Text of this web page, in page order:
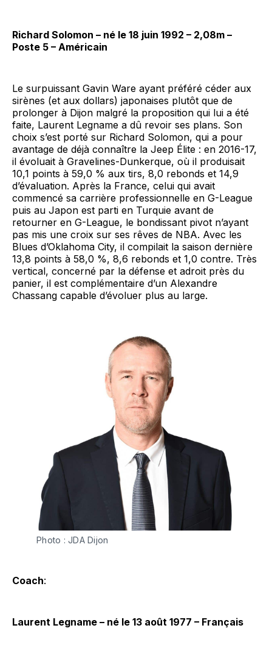
Richard Solomon – né le 18 juin 1992 – 2,08m –
Poste 5 – Américain
Le surpuissant Gavin Ware ayant préféré céder aux
sirènes (et aux dollars) japonaises plutôt que de
prolonger à Dijon malgré la proposition qui lui a été
faite, Laurent Legname a dû revoir ses plans. Son
choix s’est porté sur Richard Solomon, qui a pour
avantage de déjà connaître la Jeep Élite : en 2016-17,
il évoluait à Gravelines-Dunkerque, où il produisait
10,1 points à 59,0 % aux tirs, 8,0 rebonds et 14,9
d’évaluation. Après la France, celui qui avait
commencé sa carrière professionnelle en G-League
puis au Japon est parti en Turquie avant de
retourner en G-League, le bondissant pivot n’ayant
pas mis une croix sur ses rêves de NBA. Avec les
Blues d’Oklahoma City, il compilait la saison dernière
13,8 points à 58,0 %, 8,6 rebonds et 1,0 contre. Très
vertical, concerné par la défense et adroit près du
panier, il est complémentaire d’un Alexandre
Chassang capable d’évoluer plus au large.
Photo : JDA Dijon
Coach:
Laurent Legname – né le 13 août 1977 – Français